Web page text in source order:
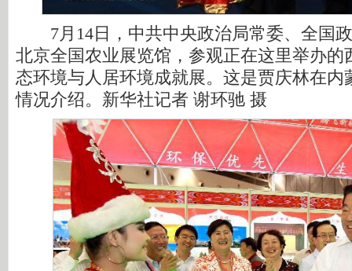
7月14日，中共中央政治局常委、全国
北京全国农业展览馆，参观正在这里举办的
态环境与人居环境成就展。这是贾庆林在内
情况介绍。新华社记者 谢环驰 摄